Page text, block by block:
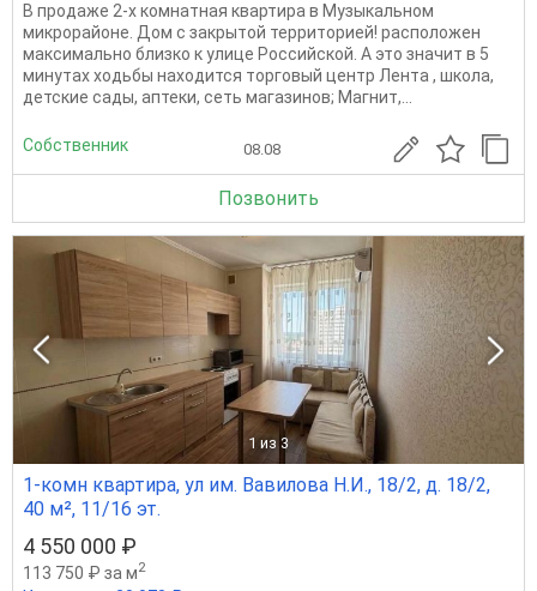
В продаже 2-х комнатная квартира в Музыкальном
микрорайоне. Дом с закрытой территорией! расположен
максимально близко к улице Российской. А это значит в 5
минутах ходьбы находится торговый центр Лента , школа,
детские сады, аптеки, сеть магазинов; Магнит,...
Собственник 08.08
Позвонить
1 из 3
1-комн квартира, ул им. Вавилова Н.И., 18/2, д. 18/2,
40 м², 11/16 эт.
4 550 000 ₽
113 750 ₽ за м2